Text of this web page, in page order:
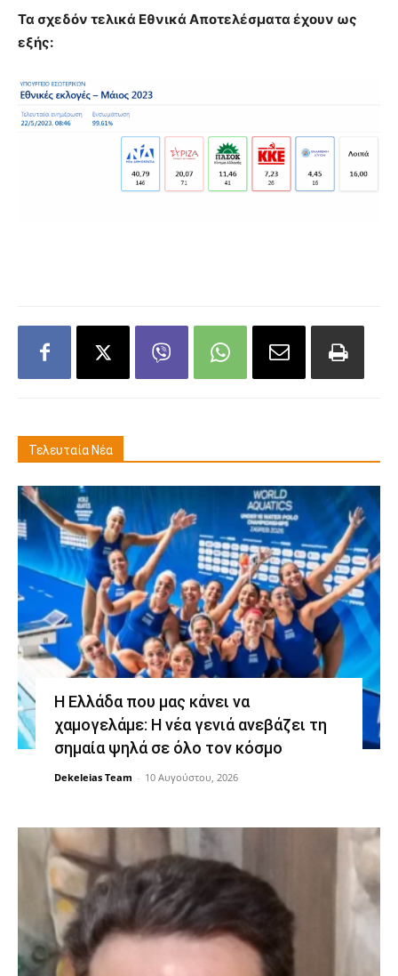
Τα σχεδόν τελικά Εθνικά Αποτελέσματα έχουν ως
εξής:
Τελευταία Νέα
Η Ελλάδα που μας κάνει να
χαμογελάμε: Η νέα γενιά ανεβάζει τη
σημαία ψηλά σε όλο τον κόσμο
Dekeleias Team - 10 Αυγούστου, 2026